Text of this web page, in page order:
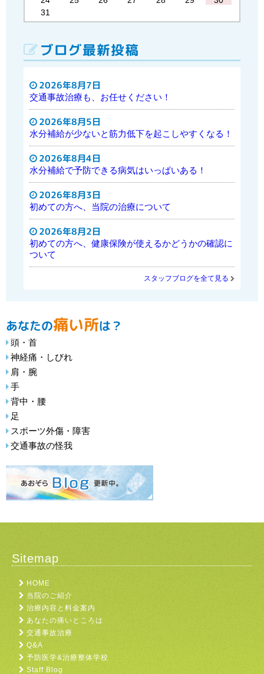
31
ブログ最新投稿
2026年8月7日
交通事故治療も、お任せください！
2026年8月5日
水分補給が少ないと筋力低下を起こしやすくなる！
2026年8月4日
水分補給で予防できる病気はいっぱいある！
2026年8月3日
初めての方へ、当院の治療について
2026年8月2日
初めての方へ、健康保険が使えるかどうかの確認に
ついて
スタッフブログを全て見る
あなたの痛い所は？
頭・首
神経痛・しびれ
肩・腕
手
背中・腰
足
スポーツ外傷・障害
交通事故の怪我
Sitemap
HOME
当院のご紹介
治療内容と料金案内
あなたの痛いところは
交通事故治療
Q&A
予防医学&治療整体学校
Staff Blog